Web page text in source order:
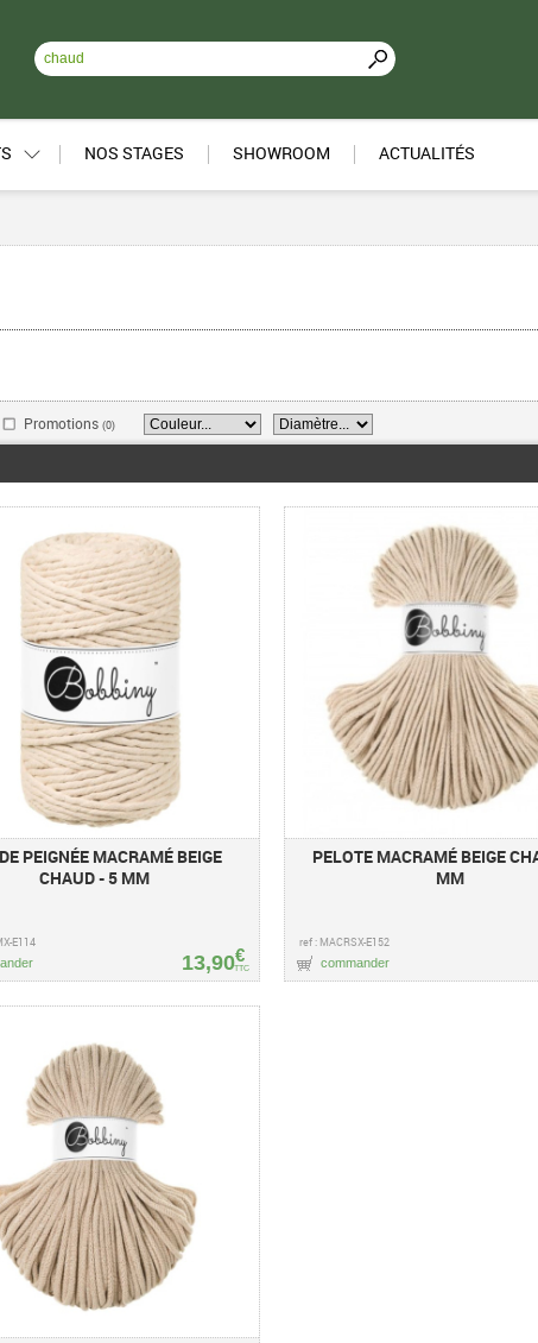
NOS STAGES SHOWROOM ACTUALITÉS
Promotions (0)
PEIGNÉE MACRAMÉ BEIGE
CHAUD - 5 MM
E114
13,90€
TTC
PELOTE MACRAMÉ BEIGE
MM
ref : MACRSX-E152
commander